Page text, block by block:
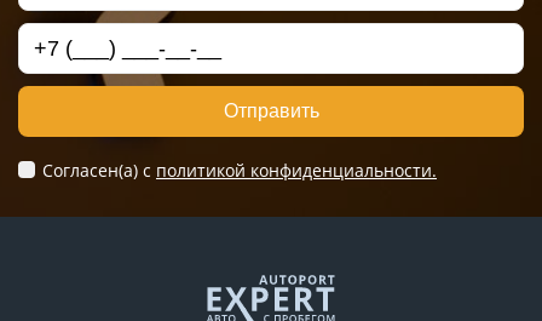
Отправить
Согласен(а) c политикой конфиденциальности.